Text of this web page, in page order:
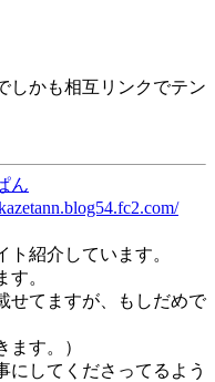
しかも相互リンクでテン
ん
ト紹介しています。
。
せてますが、もしだめで
す。）
にしてくださってるよう